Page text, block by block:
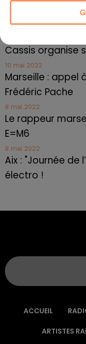
Toulon : des
Cassis organise
10 mai 2022
Marseille : appel
Frédéric Pache
8 mai 2022
Le rappeur
E=M6
8 mai 2022
Aix : "Journée de
électro !
ACCUEIL
ARTISTES